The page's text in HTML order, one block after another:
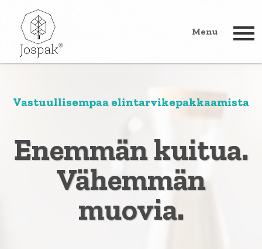
Menu
Vastuullisempaa elintarvikepakkaamista
Enemmän kuitua.
Vähemmän
muovia.